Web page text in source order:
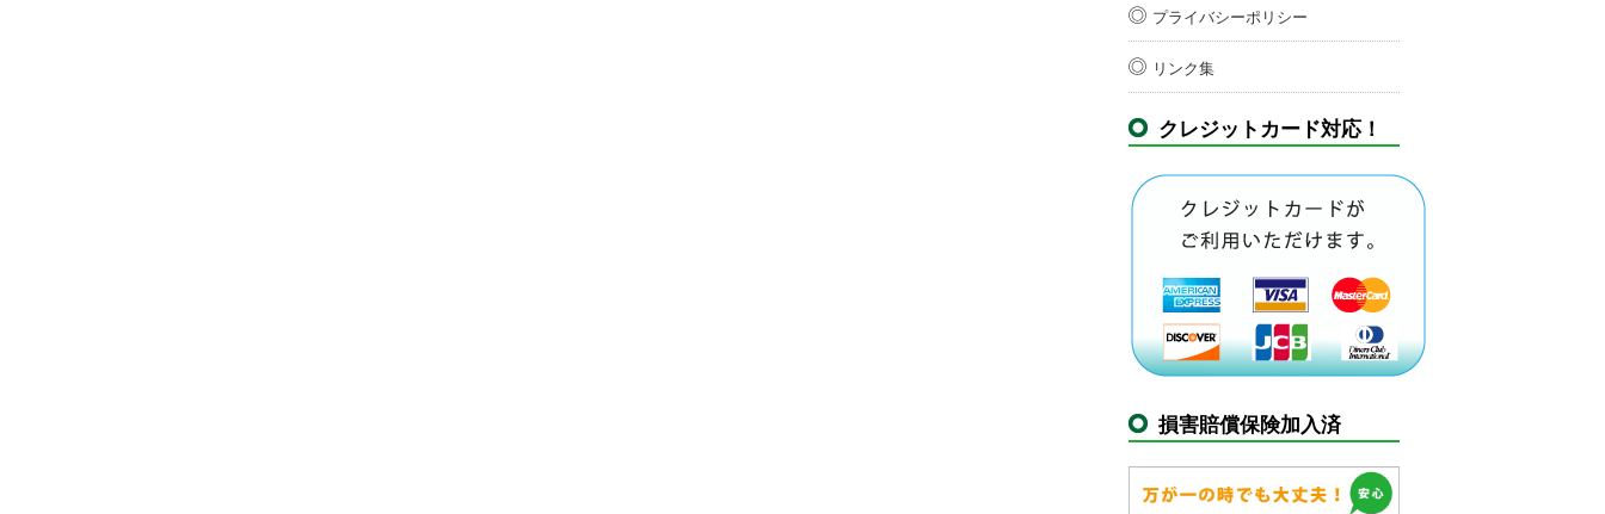
プライバシーポリシー
リンク集
クレジットカード対応！
損害賠償保険加入済